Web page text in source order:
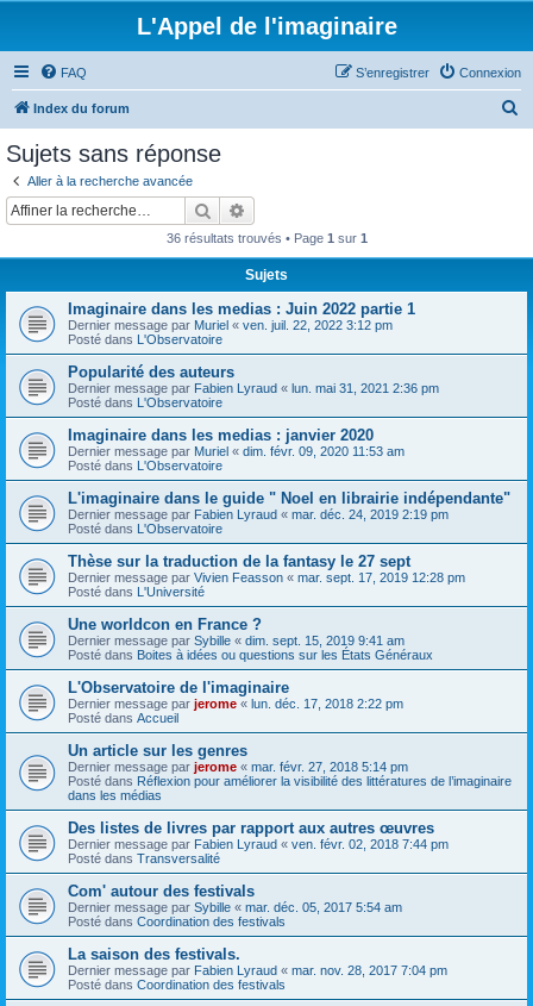
L'Appel de l'imaginaire
FAQ Connexion
S’enregistrer
Index du forum
Sujets sans réponse
Aller à la recherche avancée
Rechercher
36 résultats trouvés • Page 1 sur 1
Sujets
Imaginaire dans les medias : Juin 2022 partie 1
Dernier message par Muriel « ven. juil. 22, 2022 3:12 pm
Posté dans L'Observatoire
Popularité des auteurs
Dernier message par Fabien Lyraud « lun. mai 31, 2021 2:36 pm
Posté dans L'Observatoire
Imaginaire dans les medias : janvier 2020
Dernier message par Muriel « dim. févr. 09, 2020 11:53 am
Posté dans L'Observatoire
L'imaginaire dans le guide " Noel en librairie indépendante"
Dernier message par Fabien Lyraud « mar. déc. 24, 2019 2:19 pm
Posté dans L'Observatoire
Thèse sur la traduction de la fantasy le 27 sept
Dernier message par Vivien Feasson « mar. sept. 17, 2019 12:28 pm
Posté dans L'Université
Une worldcon en France ?
Dernier message par Sybille « dim. sept. 15, 2019 9:41 am
Posté dans Boites à idées ou questions sur les États Généraux
L'Observatoire de l'imaginaire
Dernier message par jerome « lun. déc. 17, 2018 2:22 pm
Posté dans Accueil
Un article sur les genres
Dernier message par jerome « mar. févr. 27, 2018 5:14 pm
Posté dans Réflexion pour améliorer la visibilité des littératures de l’imaginaire
dans les médias
Des listes de livres par rapport aux autres œuvres
Dernier message par Fabien Lyraud « ven. févr. 02, 2018 7:44 pm
Posté dans Transversalité
Com' autour des festivals
Dernier message par Sybille « mar. déc. 05, 2017 5:54 am
Posté dans Coordination des festivals
La saison des festivals.
Dernier message par Fabien Lyraud « mar. nov. 28, 2017 7:04 pm
Posté dans Coordination des festivals